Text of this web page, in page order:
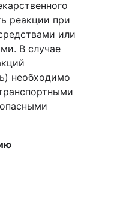
реакции при
или
В случае
необходимо